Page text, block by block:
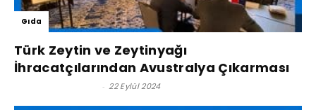
Gıda
Türk Zeytin ve Zeytinyağı
İhracatçılarından Avustralya Çıkarması
- 22 Eylül 2024